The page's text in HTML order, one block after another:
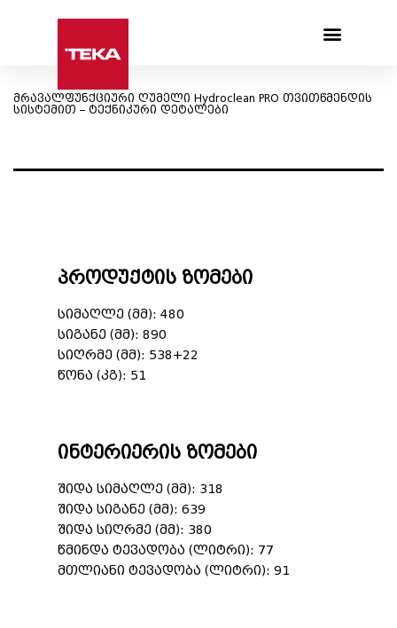
მრავალფუნქციური ღუმელი Hydroclean PRO თვითწმენდის
სისტემით – ტექნიკური დეტალები
პროდუქტის ზომები
სიმაღლე (მმ): 480
სიგანე (მმ): 890
სიღრმე (მმ): 538+22
წონა (კგ): 51
ინტერიერის ზომები
შიდა სიმაღლე (მმ): 318
შიდა სიგანე (მმ): 639
შიდა სიღრმე (მმ): 380
წმინდა ტევადობა (ლიტრი): 77
მთლიანი ტევადობა (ლიტრი): 91